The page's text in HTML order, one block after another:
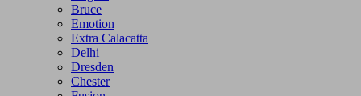
Bruce
Emotion
Extra Calacatta
Delhi
Dresden
Chester